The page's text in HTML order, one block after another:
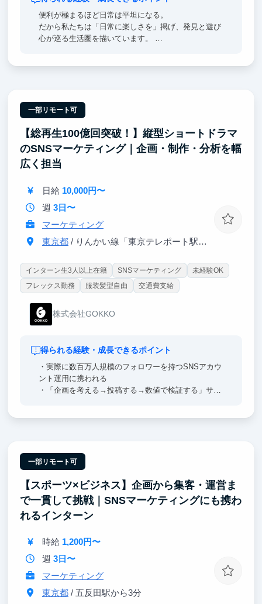
便利が極まるほど日常は平坦になる。
だから私たちは「日常に楽しさを」掲げ、発見と遊び
心が巡る生活圏を描いています。
で​――社員わずか100人で企業価値1兆円を狙うフェー
ズへ。
変化の渦を起こす側で走りたいあなた。
私たちと一緒に、合理性を超えた面白さを世界に広げ
ましょう。
一部リモート可
【総再生100億回突破！】縦型ショートドラマ
のSNSマーケティング｜企画・制作・分析を幅
広く担当
日給 10,000円〜
週 3日〜
マーケティング
東京都/ りんかい線「東京テレポート駅」徒歩7分
インターン生3人以上在籍 SNSマーケティング
未経験OK
フレックス勤務
服装髪型自由 交通費支給
株式会社GOKKO
得られる経験・成長できるポイント
・実際に数百万人規模のフォロワーを持つSNSアカウ
ント運用に携われる
・「企画を考える→投稿する→数値で検証する」サイ
一部リモート可
【スポーツ×ビジネス】企画から集客・運営ま
で一貫して挑戦｜SNSマーケティングにも携わ
れるインターン
時給 1,200円〜
週 3日〜
マーケティング
東京都/ 五反田駅から3分